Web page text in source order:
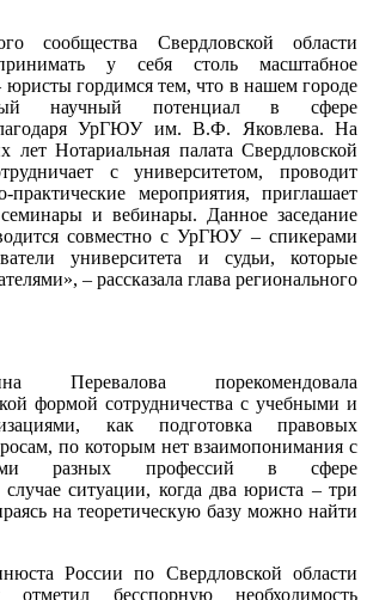
сообщества Свердловской области
у себя столь масштабное
гордимся тем, что в нашем городе
научный потенциал в сфере
УрГЮУ им. В.Ф. Яковлева. На
лет Нотариальная палата Свердловской
с университетом, проводит
практические мероприятия, приглашает
и вебинары. Данное заседание
совместно с УрГЮУ – спикерами
университета и судьи, которые
– рассказала глава регионального
Перевалова порекомендовала
формой сотрудничества с учебными и
как подготовка правовых
по которым нет взаимопонимания с
разных профессий в сфере
ситуации, когда два юриста – три
на теоретическую базу можно найти
России по Свердловской области
отметил бесспорную необходимость